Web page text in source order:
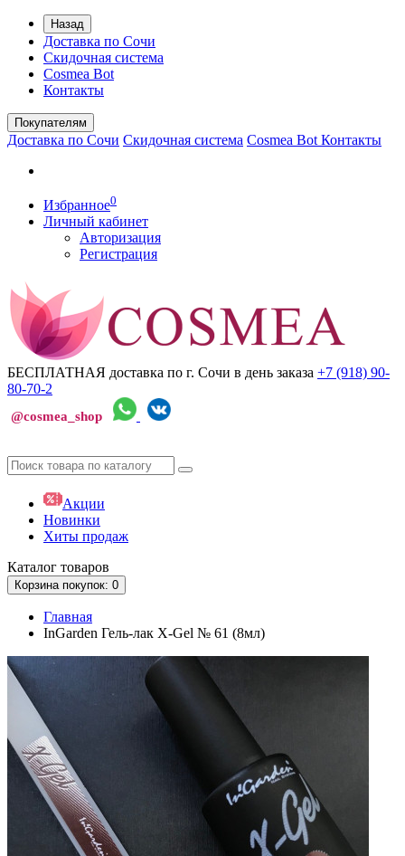
Назад
Доставка по Сочи
Скидочная система
Cosmea Bot
Контакты
Покупателям
Доставка по Сочи Скидочная система Cosmea Bot Контакты
Избранное0
Личный кабинет
Авторизация
Регистрация
БЕСПЛАТНАЯ доставка по г. Сочи в день заказа +7 (918) 90-
80-70-2
@cosmea_shop
Акции
Новинки
Хиты продаж
Каталог товаров
Корзинапокупок: 0
Главная
InGarden Гель-лак X-Gel № 61 (8мл)